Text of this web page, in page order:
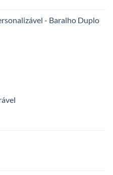
- Baralho Duplo